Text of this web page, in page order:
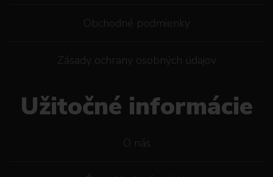
Obchodné podmienky
Zásady ochrany osobných údajov
Užitočné informácie
O nás